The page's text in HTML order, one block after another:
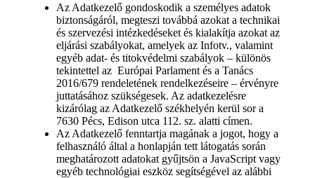
Az Adatkezelő gondoskodik a személyes adatok
biztonságáról, megteszi továbbá azokat a technikai
és szervezési intézkedéseket és kialakítja azokat az
eljárási szabályokat, amelyek az Infotv., valamint
egyéb adat- és titokvédelmi szabályok – különös
tekintettel az Európai Parlament és a Tanács
2016/679 rendeletének rendelkezéseire – érvényre
juttatásához szükségesek. Az adatkezelésre
kizárólag az Adatkezelő székhelyén kerül sor a
7630 Pécs, Edison utca 112. sz. alatti címen.
Az Adatkezelő fenntartja magának a jogot, hogy a
felhasználó által a honlapján tett látogatás során
meghatározott adatokat gyűjtsön a JavaScript vagy
egyéb technológiai eszköz segítségével az alábbi